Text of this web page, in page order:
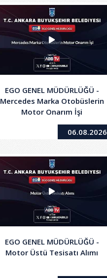
EGO GENEL MÜDÜRLÜĞÜ -
Mercedes Marka Otobüslerin
Motor Onarım İşi
06.08.2026
EGO GENEL MÜDÜRLÜĞÜ -
Motor Üstü Tesisatı Alımı